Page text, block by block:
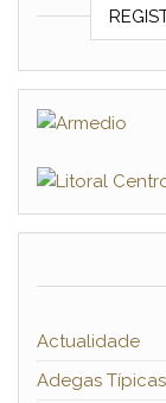
Actualidade
Adegas Típicas